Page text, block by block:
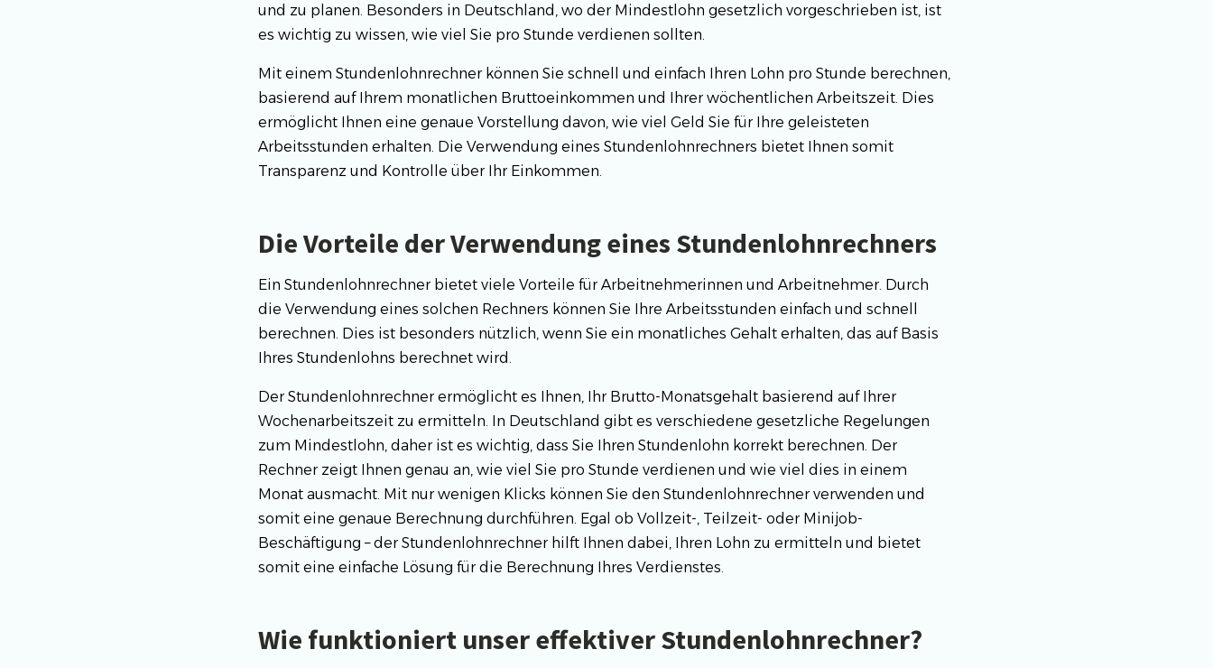
und zu planen. Besonders in Deutschland, wo der Mindestlohn gesetzlich vorgeschrieben ist, ist
es wichtig zu wissen, wie viel Sie pro Stunde verdienen sollten.
Mit einem Stundenlohnrechner können Sie schnell und einfach Ihren Lohn pro Stunde berechnen,
basierend auf Ihrem monatlichen Bruttoeinkommen und Ihrer wöchentlichen Arbeitszeit. Dies
ermöglicht Ihnen eine genaue Vorstellung davon, wie viel Geld Sie für Ihre geleisteten
Arbeitsstunden erhalten. Die Verwendung eines Stundenlohnrechners bietet Ihnen somit
Transparenz und Kontrolle über Ihr Einkommen.
Die Vorteile der Verwendung eines Stundenlohnrechners
Ein Stundenlohnrechner bietet viele Vorteile für Arbeitnehmerinnen und Arbeitnehmer. Durch
die Verwendung eines solchen Rechners können Sie Ihre Arbeitsstunden einfach und schnell
berechnen. Dies ist besonders nützlich, wenn Sie ein monatliches Gehalt erhalten, das auf Basis
Ihres Stundenlohns berechnet wird.
Der Stundenlohnrechner ermöglicht es Ihnen, Ihr Brutto-Monatsgehalt basierend auf Ihrer
Wochenarbeitszeit zu ermitteln. In Deutschland gibt es verschiedene gesetzliche Regelungen
zum Mindestlohn, daher ist es wichtig, dass Sie Ihren Stundenlohn korrekt berechnen. Der
Rechner zeigt Ihnen genau an, wie viel Sie pro Stunde verdienen und wie viel dies in einem
Monat ausmacht. Mit nur wenigen Klicks können Sie den Stundenlohnrechner verwenden und
somit eine genaue Berechnung durchführen. Egal ob Vollzeit-, Teilzeit- oder Minijob-
Beschäftigung – der Stundenlohnrechner hilft Ihnen dabei, Ihren Lohn zu ermitteln und bietet
somit eine einfache Lösung für die Berechnung Ihres Verdienstes.
Wie funktioniert unser effektiver Stundenlohnrechner?